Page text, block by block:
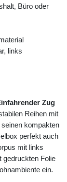
Büro oder
links
Zug
Reihen mit
kompakten
perfekt auch
mit links
gedruckten Folie
ein.